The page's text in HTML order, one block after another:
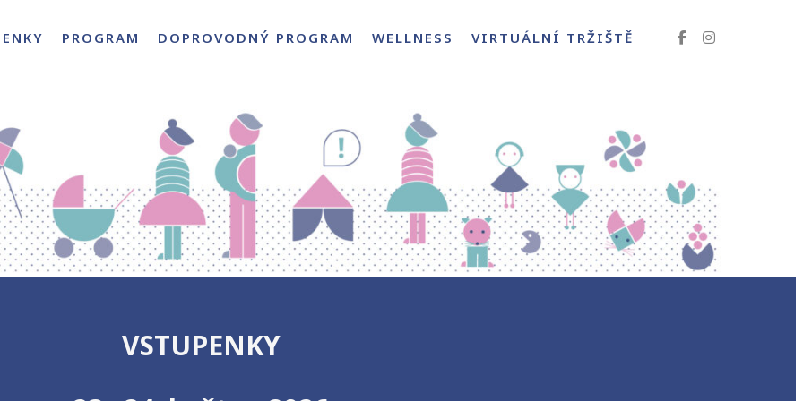
PROGRAM DOPROVODNÝ PROGRAM WELLNESS VIRTUÁLNÍ TRŽIŠTĚ
VSTUPENKY